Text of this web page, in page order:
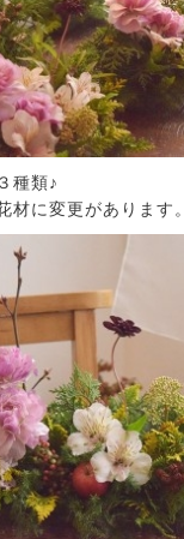
種類♪
材に変更があります。